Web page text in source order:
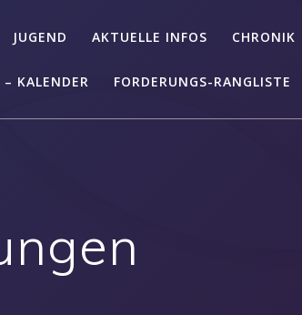
JUGEND AKTUELLE INFOS CHRONIK
KALENDER FORDERUNGS-RANGLISTE